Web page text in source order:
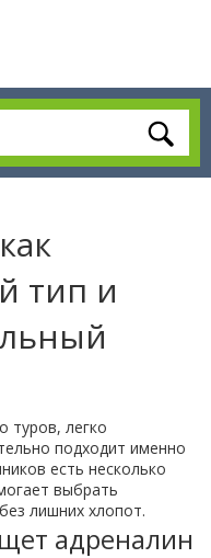
тип и
туров, легко
подходит именно
есть несколько
выбрать
лишних хлопот.
адреналин